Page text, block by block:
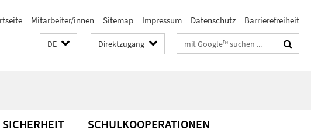
Mitarbeiter/innen Sitemap Impressum Datenschutz Barrierefreiheit
DE Direktzugang Suchbegriffe
SCHULKOOPERATIONEN